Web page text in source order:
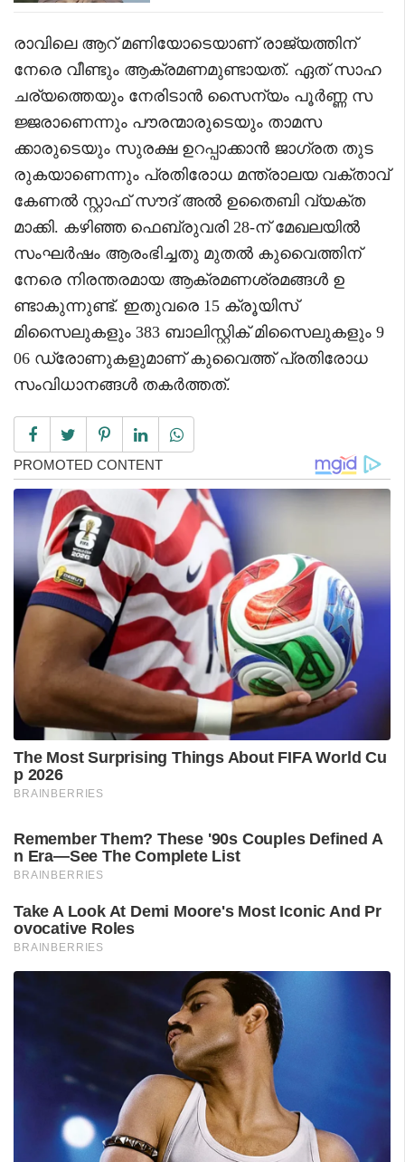
രാവിലെ ആറ് മണിയോടെയാണ് രാജ്യത്തിന്
നേരെ വീണ്ടും ആക്രമണമുണ്ടായത്. ഏത് സാഹ
ചര്യത്തെയും നേരിടാൻ സൈന്യം പൂർണ്ണ സ
ജ്ജരാണെന്നും പൗരന്മാരുടെയും താമസ
ക്കാരുടെയും സുരക്ഷ ഉറപ്പാക്കാൻ ജാഗ്രത തുട
രുകയാണെന്നും പ്രതിരോധ മന്ത്രാലയ വക്താവ്
കേണൽ സ്റ്റാഫ് സൗദ് അൽ ഉതൈബി വ്യക്ത
മാക്കി. കഴിഞ്ഞ ഫെബ്രുവരി 28-ന് മേഖലയിൽ
സംഘർഷം ആരംഭിച്ചതു മുതൽ കുവൈത്തിന്
നേരെ നിരന്തരമായ ആക്രമണശ്രമങ്ങൾ ഉ
ണ്ടാകുന്നുണ്ട്. ഇതുവരെ 15 ക്രൂയിസ്
മിസൈലുകളും 383 ബാലിസ്റ്റിക് മിസൈലുകളും 9
06 ഡ്രോണുകളുമാണ് കുവൈത്ത് പ്രതിരോധ
സംവിധാനങ്ങൾ തകർത്തത്.